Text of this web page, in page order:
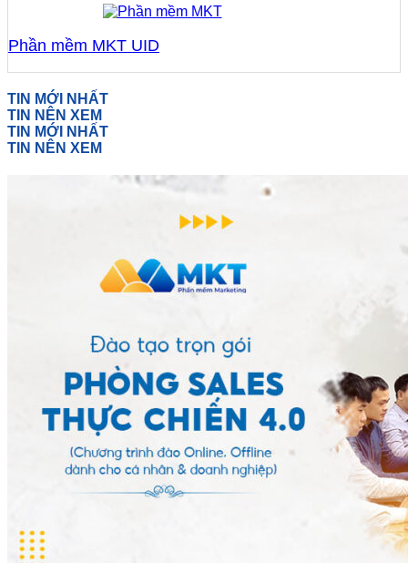
Phần mềm MKT UID
TIN MỚI NHẤT
TIN NÊN XEM
TIN MỚI NHẤT
TIN NÊN XEM